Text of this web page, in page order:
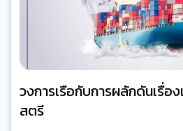
วงการเรือกับการผลักดันเรื่อ
สตรี